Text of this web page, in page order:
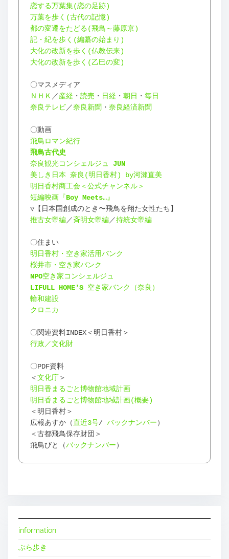
恋する万葉集(恋の足跡)
万葉を歩く(古代の記憶)
都の変遷をたどる(飛鳥～藤原京)
記・紀を歩く(編纂の始まり)
大化の改新を歩く(仏教伝来)
大化の改新を歩く(乙巳の変)
〇マスメディア
ＮＨＫ ／産経 ・読売 ・ 日経 ・朝日 ・毎日
奈良テレビ／奈良新聞 ・奈良経済新聞
〇動画
飛鳥ロマン紀行
飛鳥古代史
奈良観光コンシェルジュ JUN
美しき日本 奈良(明日香村) by河瀨直美
明日香村商工会＜公式チャンネル＞
短編映画『Boy Meets…』
▽【日本国創成のとき〜飛鳥を翔た女性たち】
推古女帝編／斉明女帝編／持統女帝編
〇住まい
明日香村・空き家活用バンク
桜井市・空き家バンク
NPO空き家コンシェルジュ
LIFULL HOME'S 空き家バンク（奈良）
輪和建設
クロニカ
〇関連資料INDEX＜明日香村＞
行政／文化財
〇PDF資料
＜文化庁＞
明日香まるごと博物館地域計画
明日香まるごと博物館地域計画(概要)
＜明日香村＞
広報あすか（直近3号/ バックナンバー）
＜古都飛鳥保存財団＞
飛鳥びと（バックナンバー）
information
ぶら歩き